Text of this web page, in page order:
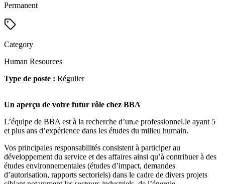
Permanent
Category
Human Resources
Type de poste : Régulier
Un aperçu de votre futur rôle chez BBA
L’équipe de BBA est à la recherche d’un.e professionnel.le ayant 5
et plus ans d’expérience dans les études du milieu humain.
Vos principales responsabilités consistent à participer au
développement du service et des affaires ainsi qu’à contribuer à des
études environnementales (études d’impact, demandes
d’autorisation, rapports sectoriels) dans le cadre de divers projets